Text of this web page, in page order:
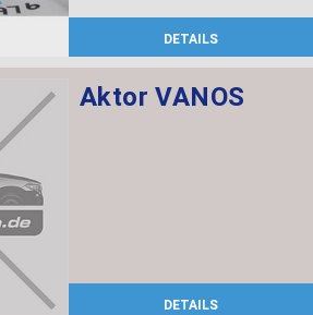
DETAILS
Aktor VANOS
DETAILS